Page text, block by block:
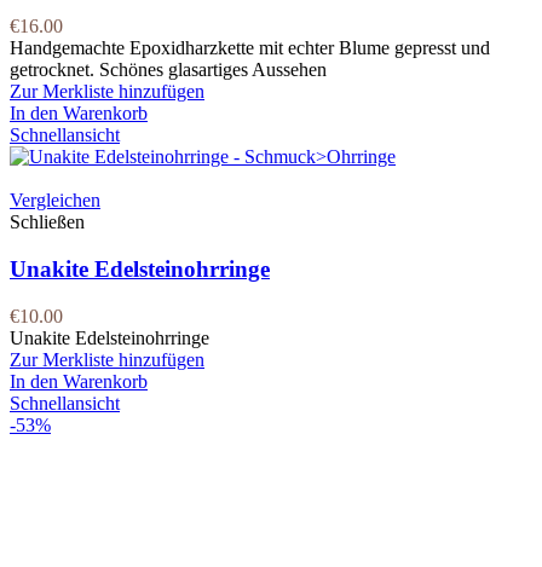
€16.00
Handgemachte Epoxidharzkette mit echter Blume gepresst und
getrocknet. Schönes glasartiges Aussehen
Zur Merkliste hinzufügen
In den Warenkorb
Schnellansicht
Vergleichen
Schließen
Unakite Edelsteinohrringe
€10.00
Unakite Edelsteinohrringe
Zur Merkliste hinzufügen
In den Warenkorb
Schnellansicht
-53%